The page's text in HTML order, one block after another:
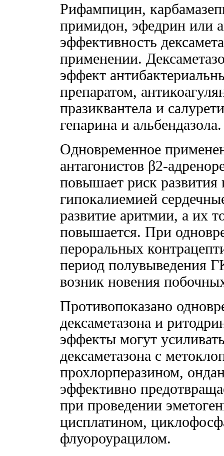
Рифампицин,
примидон, эфедрин или
эффективность
применении.
эффект
препаратом,
празиквантела и
гепарина и альбендазола.
Одновременное
антагонистов β2-
повышает риск
гипокалиемией
развитие аритмии, а их
повышается. При
пероральных
период полувыведения
возник новения
Противопоказано
дексаметазона и
эффекты могут
дексаметазона с
прохлорперазином,
эффективно
при проведении
цисплатином,
флуороурацилом.